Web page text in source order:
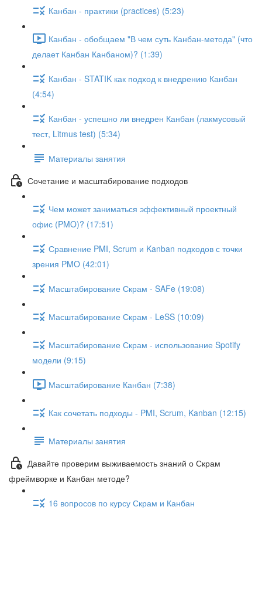
Канбан - практики (practices) (5:23)
Канбан - обобщаем "В чем суть Канбан-метода" (что
делает Канбан Канбаном)? (1:39)
Канбан - STATIK как подход к внедрению Канбан
(4:54)
Канбан - успешно ли внедрен Канбан (лакмусовый
тест, Litmus test) (5:34)
Материалы занятия
Сочетание и масштабирование подходов
Чем может заниматься эффективный проектный
офис (PMO)? (17:51)
Сравнение PMI, Scrum и Kanban подходов с точки
зрения PMO (42:01)
Масштабирование Скрам - SAFe (19:08)
Масштабирование Скрам - LeSS (10:09)
Масштабирование Скрам - использование Spotify
модели (9:15)
Масштабирование Канбан (7:38)
Как сочетать подходы - PMI, Scrum, Kanban (12:15)
Материалы занятия
Давайте проверим выживаемость знаний о Скрам
фреймворке и Канбан методе?
16 вопросов по курсу Скрам и Канбан